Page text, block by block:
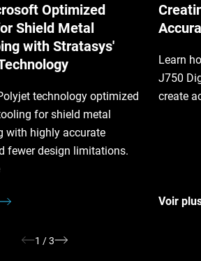
Optimized
Shield Metal
with Stratasys'
technology optimized
for shield metal
with highly accurate
fewer design limitations.
Learn
J750
create
Voir
1 /3